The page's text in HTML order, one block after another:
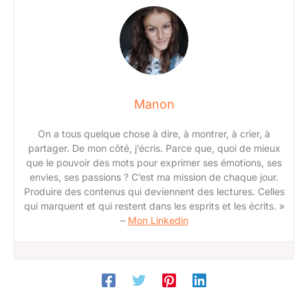
Manon
On a tous quelque chose à dire, à montrer, à crier, à
partager. De mon côté, j’écris. Parce que, quoi de mieux
que le pouvoir des mots pour exprimer ses émotions, ses
envies, ses passions ? C’est ma mission de chaque jour.
Produire des contenus qui deviennent des lectures. Celles
qui marquent et qui restent dans les esprits et les écrits. »
– Mon Linkedin